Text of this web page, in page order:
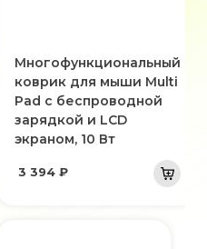
Многофункциональный
коврик для мыши Multi
Pad с беспроводной
зарядкой и LCD
экраном, 10 Вт
3 394 ₽